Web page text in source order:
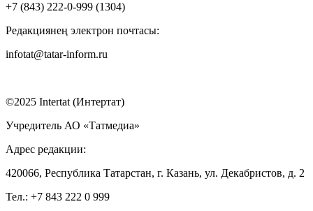
+7 (843) 222-0-999 (1304)
Редакциянең электрон почтасы:
infotat@tatar-inform.ru
©2025 Intertat (Интертат)
Учредитель АО «Татмедиа»
Адрес редакции:
420066, Республика Татарстан, г. Казань, ул. Декабристов, д. 2
Тел.: +7 843 222 0 999